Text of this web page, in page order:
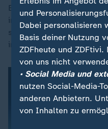
Elmar Theveßen sieht
insgesamt in Gefahr:
stellt die
im Podcast.
und
Dabei personalisieren
Basis deiner Nutzung
ZDFheute und
von uns nicht
• Social Media und
nutzen Social-Media-
anderen Anbietern.
von Inhalten zu